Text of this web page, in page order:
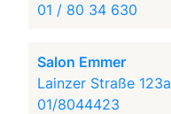
01 / 80 34 630
Salon Emmer
Lainzer Straße 123a
01/8044423